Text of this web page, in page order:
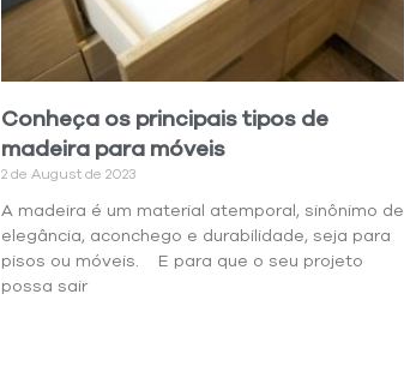
Conheça os principais tipos de
madeira para móveis
2 de August de 2023
A madeira é um material atemporal, sinônimo de
elegância, aconchego e durabilidade, seja para
pisos ou móveis. E para que o seu projeto
possa sair